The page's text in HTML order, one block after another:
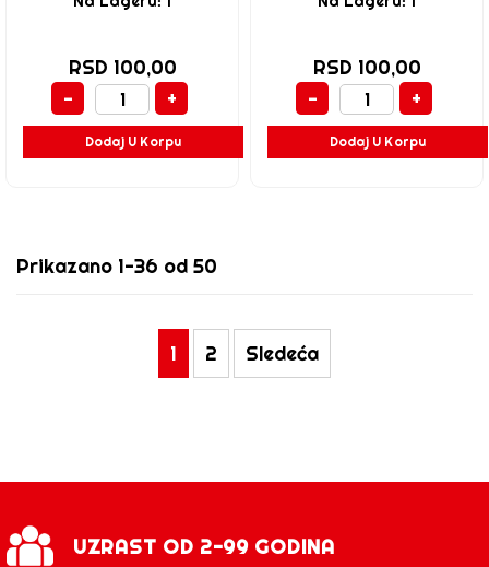
RSD 100,00
-
+
Dodaj U Korpu
RSD 100,00
-
+
Dodaj U Korpu
Prikazano 1-36 od 50
1 2 Sledeća
UZRAST OD 2-99 GODINA